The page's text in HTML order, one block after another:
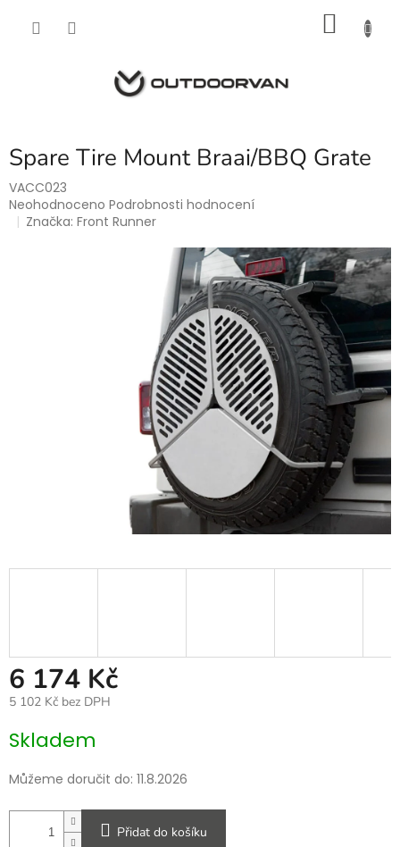
Spare Tire Mount Braai/BBQ Grate
VACC023
Průměrné
hodnocení
Neohodnoceno Podrobnosti hodnocení
Značka:Front Runner
6 174 Kč
5 102 Kč bez DPH
cena:
Skladem
Můžeme doručit do: 11.8.2026
Přidat do košíku